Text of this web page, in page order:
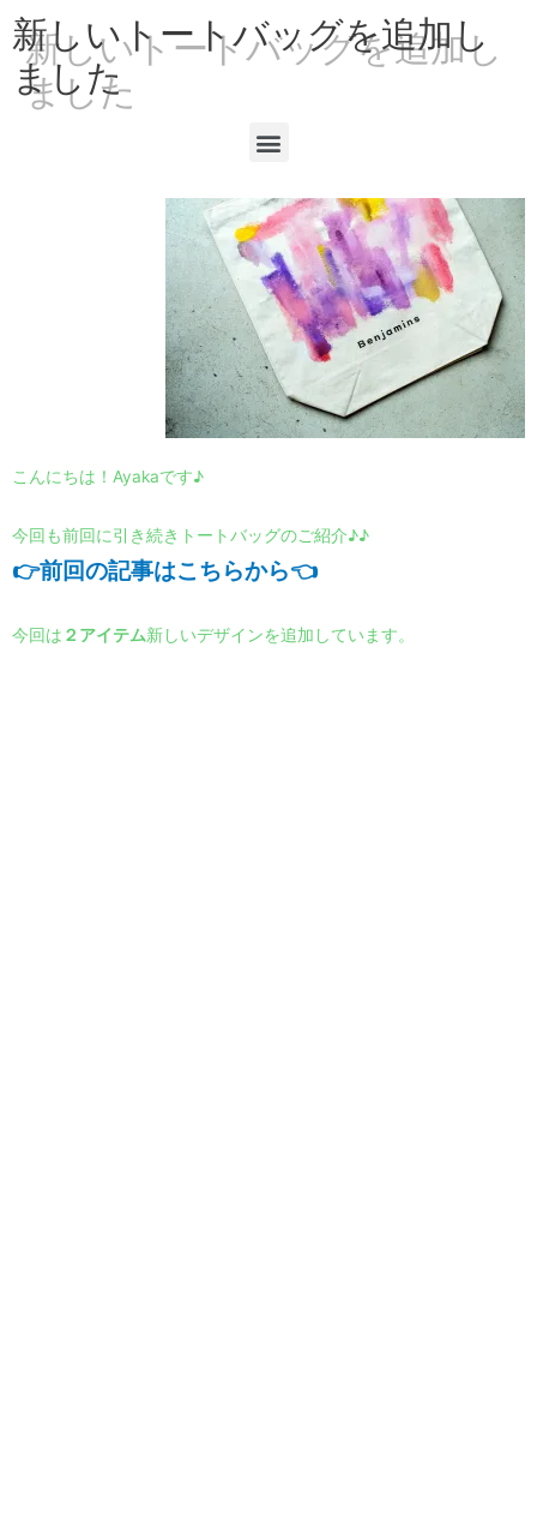
新しいトートバッグを追加し
ました
こんにちは！Ayakaです♪
今回も前回に引き続きトートバッグのご紹介♪♪
👉前回の記事はこちらから👈
今回は ２アイテム新しいデザインを追加しています。